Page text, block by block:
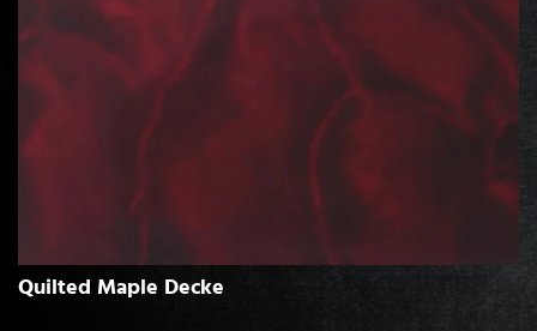
Quilted Maple Decke